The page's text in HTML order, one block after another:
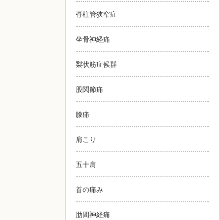
脊柱管狭窄症
坐骨神経痛
梨状筋症候群
股関節痛
膝痛
肩こり
五十肩
首の痛み
肋間神経痛